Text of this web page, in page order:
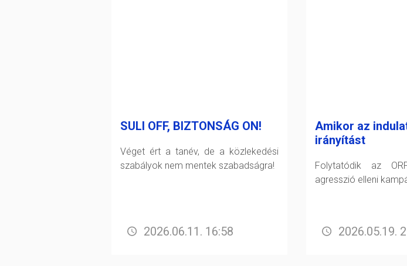
SULI OFF, BIZTONSÁG ON!
Véget ért a tanév, de a közlekedési
szabályok nem mentek szabadságra!
2026.06.11. 16:58
Amikor az
irányítást
Folytatódik az
agresszió elleni
2026.05.19.